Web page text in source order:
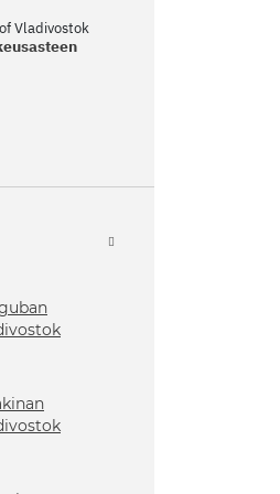
Vladivostok